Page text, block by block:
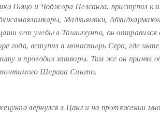
Гьяцо и Чоджора Пелсанга, приступил к
Мадхьямаки,
лет учебы в Ташилхунпо, он отправился
года, вступил в монастырь Сера, где
и проводил затворы. Там же он принял
Шерапа Сангпо.
вернулся в Цанг и на протяжении